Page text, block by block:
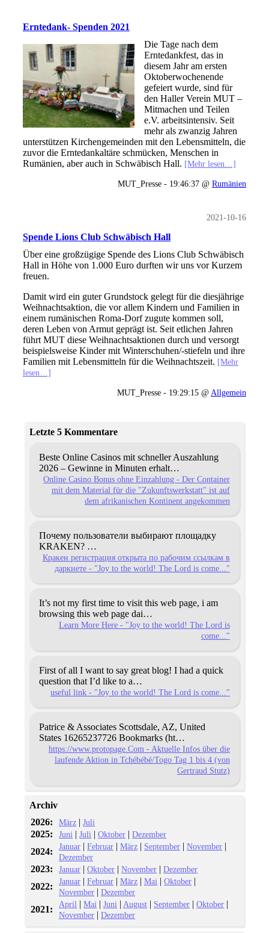
Erntedank- Spenden 2021
Die Tage nach dem
Erntedankfest, das in
diesem Jahr am ersten
Oktoberwochenende
gefeiert wurde, sind für
den Haller Verein MUT –
Mitmachen und Teilen
e.V. arbeitsintensiv. Seit
mehr als zwanzig Jahren
unterstützen Kirchengemeinden mit den Lebensmitteln, die
zuvor die Erntedankaltäre schmücken, Menschen in
Rumänien, aber auch in Schwäbisch Hall. [Mehr lesen…]
MUT_Presse - 19:46:37 @Rumänien
2021-10-16
Spende Lions Club Schwäbisch Hall
Über eine großzügige Spende des Lions Club Schwäbisch
Hall in Höhe von 1.000 Euro durften wir uns vor Kurzem
freuen.
Damit wird ein guter Grundstock gelegt für die diesjährige
Weihnachtsaktion, die vor allem Kindern und Familien in
einem rumänischen Roma-Dorf zugute kommen soll,
deren Leben von Armut geprägt ist. Seit etlichen Jahren
führt MUT diese Weihnachtsaktionen durch und versorgt
beispielsweise Kinder mit Winterschuhen/-stiefeln und ihre
Familien mit Lebensmitteln für die Weihnachtszeit. [Mehr
lesen…]
MUT_Presse - 19:29:15 @ Allgemein
Letzte 5 Kommentare
Beste Online Casinos mit schneller Auszahlung
2026 – Gewinne in Minuten erhalt…
Online Casino Bonus ohne Einzahlung - Der Container
mit dem Material für die "Zukunftswerkstatt" ist auf
dem afrikanischen Kontinent angekommen
Почему пользователи выбирают площадку
KRAKEN? …
Кракен регистрация открыта по рабочим ссылкам в
даркнете - "Joy to the world! The Lord is come..."
It’s not my first time to visit this web page, i am
browsing this web page dai…
Learn More Here - "Joy to the world! The Lord is
come..."
First of all I want to say great blog! I had a quick
question that I’d like to a…
useful link - "Joy to the world! The Lord is come..."
Patrice & Associates Scottsdale, AZ, United
States 16265237726 Bookmarks (ht…
https://www.protopage.Com - Aktuelle Infos über die
laufende Aktion in Tchébébé/Togo Tag 1 bis 4 (von
Gertraud Stutz)
Archiv
2026:
März |Juli
2025: Juni |Juli |Oktober |Dezember
2024: Januar |Februar |März | September |November |
Dezember
2023: Januar |Oktober |November |Dezember
2022: Januar |Februar |März |Mai |Oktober |
November |Dezember
2021: April |Mai |Juni | August | September |Oktober |
November |Dezember